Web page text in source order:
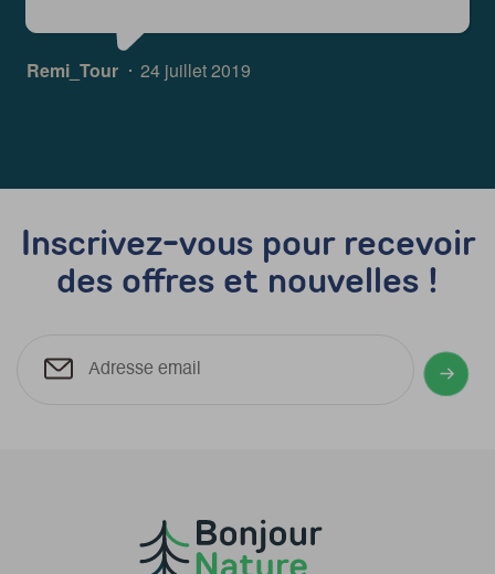
Remi_Tour 24 juillet 2019
Inscrivez-vous pour recevoir
des offres et nouvelles !